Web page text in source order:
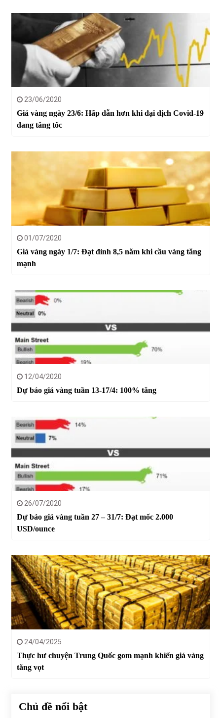
23/06/2020
Giá vàng ngày 23/6: Hấp dẫn hơn khi đại dịch Covid-19
đang tăng tốc
01/07/2020
Giá vàng ngày 1/7: Đạt đỉnh 8,5 năm khi cầu vàng tăng
mạnh
12/04/2020
Dự báo giá vàng tuần 13-17/4: 100% tăng
26/07/2020
Dự báo giá vàng tuần 27 – 31/7: Đạt mốc 2.000
USD/ounce
24/04/2025
Thực hư chuyện Trung Quốc gom mạnh khiến giá vàng
tăng vọt
Chủ đề nổi bật